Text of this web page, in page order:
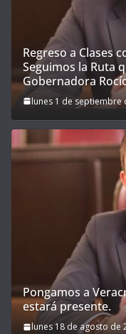
Regreso a Clases
Seguimos la Ruta
Gobernadora
lunes 1 de septiembre
Pongamos a
estará presente.
lunes 18 de agosto de